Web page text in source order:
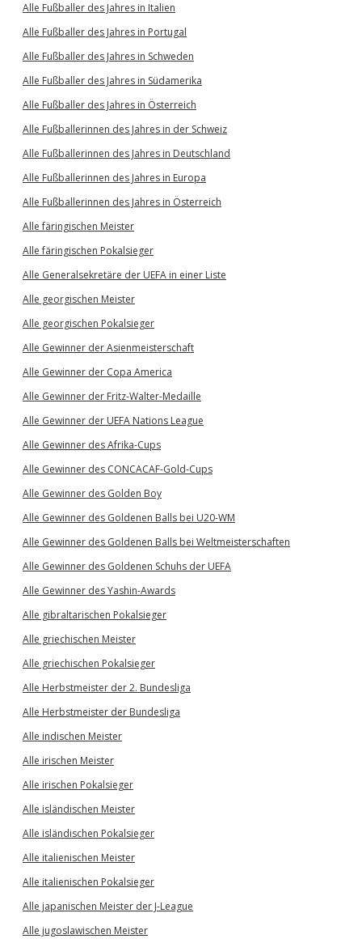
Alle Fußballer des Jahres in Italien
Alle Fußballer des Jahres in Portugal
Alle Fußballer des Jahres in Schweden
Alle Fußballer des Jahres in Südamerika
Alle Fußballer des Jahres in Österreich
Alle Fußballerinnen des Jahres in der Schweiz
Alle Fußballerinnen des Jahres in Deutschland
Alle Fußballerinnen des Jahres in Europa
Alle Fußballerinnen des Jahres in Österreich
Alle färingischen Meister
Alle färingischen Pokalsieger
Alle Generalsekretäre der UEFA in einer Liste
Alle georgischen Meister
Alle georgischen Pokalsieger
Alle Gewinner der Asienmeisterschaft
Alle Gewinner der Copa America
Alle Gewinner der Fritz-Walter-Medaille
Alle Gewinner der UEFA Nations League
Alle Gewinner des Afrika-Cups
Alle Gewinner des CONCACAF-Gold-Cups
Alle Gewinner des Golden Boy
Alle Gewinner des Goldenen Balls bei U20-WM
Alle Gewinner des Goldenen Balls bei Weltmeisterschaften
Alle Gewinner des Goldenen Schuhs der UEFA
Alle Gewinner des Yashin-Awards
Alle gibraltarischen Pokalsieger
Alle griechischen Meister
Alle griechischen Pokalsieger
Alle Herbstmeister der 2. Bundesliga
Alle Herbstmeister der Bundesliga
Alle indischen Meister
Alle irischen Meister
Alle irischen Pokalsieger
Alle isländischen Meister
Alle isländischen Pokalsieger
Alle italienischen Meister
Alle italienischen Pokalsieger
Alle japanischen Meister der J-League
Alle jugoslawischen Meister